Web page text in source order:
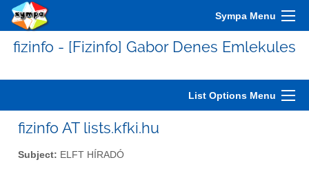
Sympa Menu
fizinfo - [Fizinfo] Gabor Denes Emlekules
List Options Menu
fizinfo AT lists.kfki.hu
Subject: ELFT HÍRADÓ